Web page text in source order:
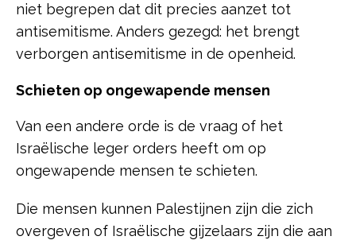
niet begrepen dat dit precies aanzet tot
antisemitisme. Anders gezegd: het brengt
verborgen antisemitisme in de openheid.
Schieten op ongewapende mensen
Van een andere orde is de vraag of het
Israëlische leger orders heeft om op
ongewapende mensen te schieten.
Die mensen kunnen Palestijnen zijn die zich
overgeven of Israëlische gijzelaars zijn die aan